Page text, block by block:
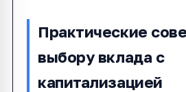
Практические
выбору вклада с
капитализацией